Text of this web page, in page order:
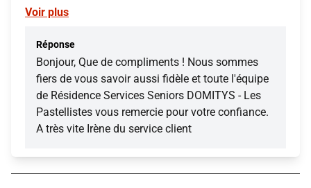
Voir plus
Réponse
Bonjour, Que de compliments ! Nous sommes
fiers de vous savoir aussi fidèle et toute l'équipe
de Résidence Services Seniors DOMITYS - Les
Pastellistes vous remercie pour votre confiance.
A très vite Irène du service client